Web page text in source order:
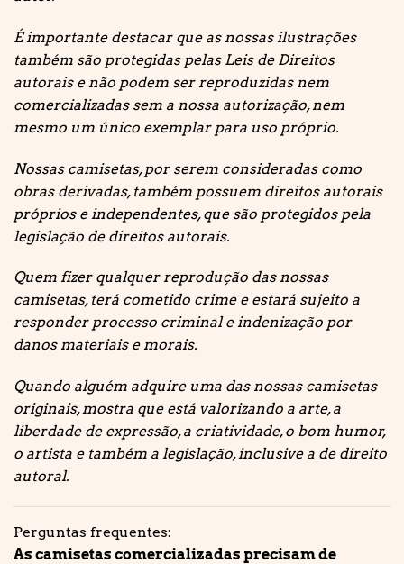
É importante destacar que as nossas ilustrações
também são protegidas pelas Leis de Direitos
autorais e não podem ser reproduzidas nem
comercializadas sem a nossa autorização, nem
mesmo um único exemplar para uso próprio.
Nossas camisetas, por serem consideradas como
obras derivadas, também possuem direitos autorais
próprios e independentes, que são protegidos pela
legislação de direitos autorais.
Quem fizer qualquer reprodução das nossas
camisetas, terá cometido crime e estará sujeito a
responder processo criminal e indenização por
danos materiais e morais.
Quando alguém adquire uma das nossas camisetas
originais, mostra que está valorizando a arte, a
liberdade de expressão, a criatividade, o bom humor,
o artista e também a legislação, inclusive a de direito
autoral.
Perguntas frequentes:
As camisetas comercializadas precisam de